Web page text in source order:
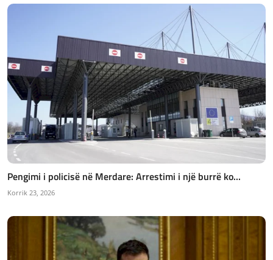
Pengimi i policisë në Merdare: Arrestimi i një burrë ko...
Korrik 23, 2026